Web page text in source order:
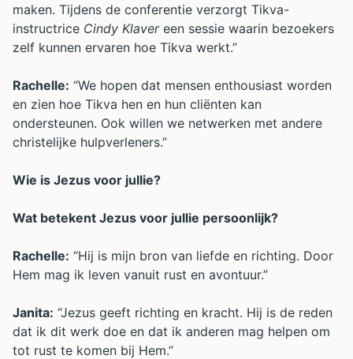
maken. Tijdens de conferentie verzorgt Tikva-
instructrice Cindy Klavereen sessie waarin bezoekers
zelf kunnen ervaren hoe Tikva werkt.”
Rachelle: “We hopen dat mensen enthousiast worden
en zien hoe Tikva hen en hun cliënten kan
ondersteunen. Ook willen we netwerken met andere
christelijke hulpverleners.”
Wie is Jezus voor jullie?
Wat betekent Jezus voor jullie persoonlijk?
Rachelle: “Hij is mijn bron van liefde en richting. Door
Hem mag ik leven vanuit rust en avontuur.”
Janita: “Jezus geeft richting en kracht. Hij is de reden
dat ik dit werk doe en dat ik anderen mag helpen om
tot rust te komen bij Hem.”